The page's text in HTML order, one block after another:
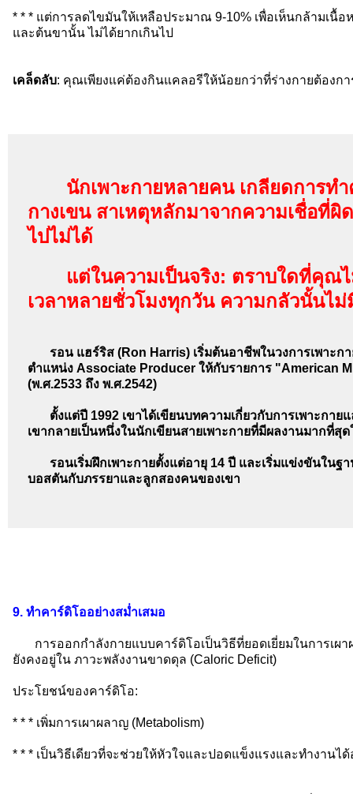
* * * แต่การลดไขมันให้เหลือประมาณ 9-10% เพื่อเห็นกล้ามเนื้
และต้นขานั้น ไม่ได้ยากเกินไป
เคล็ดลับ: คุณเพียงแค่ต้องกินแคลอรีให้น้อยกว่าที่ร่างกายต้อง
นักเพาะกายหลายคน เกลียดการทำ
กางเขน สาเหตุหลักมาจากความเชื่อที่ผิ
ไปไม่ได้
แต่ในความเป็นจริง: ตราบใดที่คุณไ
เวลาหลายชั่วโมงทุกวัน ความกลัวนั้นไ
รอน แฮร์ริส (Ron Harris) เริ่มต้นอาชีพในวงการเพาะก
ตำแหน่ง Associate Producer ให้กับรายการ "American
(พ.ศ.2533 ถึง พ.ศ.2542)
ตั้งแต่ปี 1992 เขาได้เขียนบทความเกี่ยวกับการเพาะกา
เขากลายเป็นหนึ่งในนักเขียนสายเพาะกายที่มีผลงานมากที่สุ
รอนเริ่มฝึกเพาะกายตั้งแต่อายุ 14 ปี และเริ่มแข่งขันใน
บอสตันกับภรรยาและลูกสองคนของเขา
9. ทำคาร์ดิโออย่างสม่ำเสมอ
การออกกำลังกายแบบคาร์ดิโอเป็นวิธีที่ยอดเยี่ยมในการเ
ยังคงอยู่ใน ภาวะพลังงานขาดดุล (Caloric Deficit)
ประโยชน์ของคาร์ดิโอ:
* * * เพิ่มการเผาผลาญ (Metabolism)
* * * เป็นวิธีเดียวที่จะช่วยให้หัวใจและปอดแข็งแรงและทำงานไ